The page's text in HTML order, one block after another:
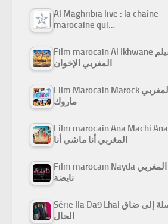
Al Maghribia live : la chaîne
marocaine qui…
Film marocain Al Ikhwane الفيلم
المغربي الإخوان
Film Marocain Marock الفيلم المغربي
ماروك
Film marocain Ana Machi Ana الفيلم
المغربي أنا ماشي أنا
Film marocain Nayda الفيلم المغربي
نايضة
Série Ila Da9 Lhal سلسلة إلى ضاق
الحال